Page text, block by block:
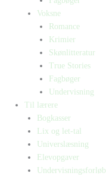
Voksne
Romance
Krimier
Skønlitteratur
True Stories
Fagbøger
Undervisning
Til lærere
Bogkasser
Lix og let-tal
Universlæsning
Elevopgaver
Undervisningsforløb